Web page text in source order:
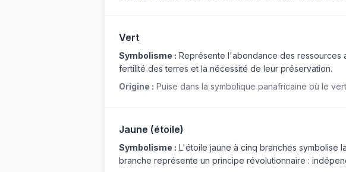
Vert
Symbolisme : Représente l'abondance des ressources
fertilité des terres et la nécessité de leur préservation.
Origine : Puise dans la symbolique panafricaine où le
Jaune (étoile)
Symbolisme : L'étoile jaune à cinq branches symbolise
branche représente un principe révolutionnaire :